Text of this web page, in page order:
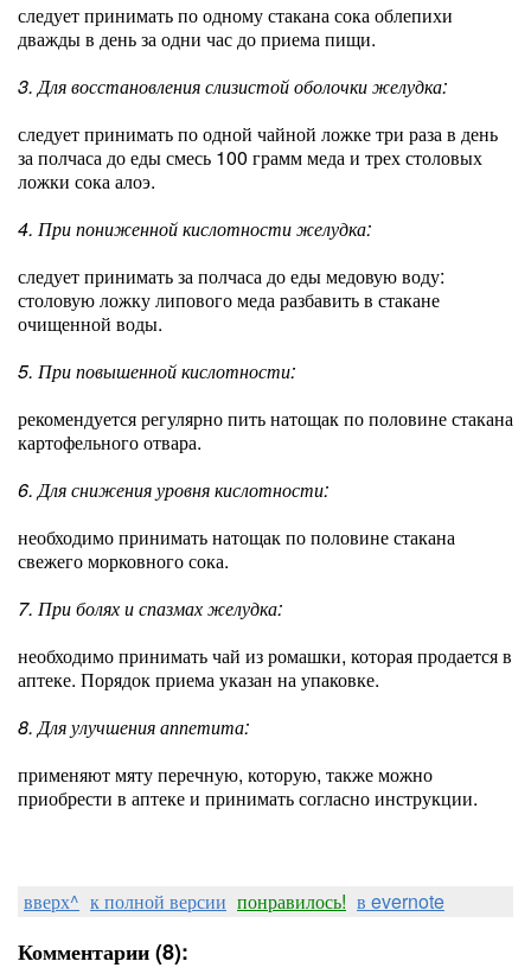
следует принимать по одному стакана сока облепихи
дважды в день за одни час до приема пищи.
3. Для восстановления слизистой оболочки желудка:
следует принимать по одной чайной ложке три раза в день
за полчаса до еды смесь 100 грамм меда и трех столовых
ложки сока алоэ.
4. При пониженной кислотности желудка:
следует принимать за полчаса до еды медовую воду:
столовую ложку липового меда разбавить в стакане
очищенной воды.
5. При повышенной кислотности:
рекомендуется регулярно пить натощак по половине стакана
картофельного отвара.
6. Для снижения уровня кислотности:
необходимо принимать натощак по половине стакана
свежего морковного сока.
7. При болях и спазмах желудка:
необходимо принимать чай из ромашки, которая продается в
аптеке. Порядок приема указан на упаковке.
8. Для улучшения аппетита:
применяют мяту перечную, которую, также можно
приобрести в аптеке и принимать согласно инструкции.
вверх^ к полной версии понравилось! в evernote
Комментарии (8):